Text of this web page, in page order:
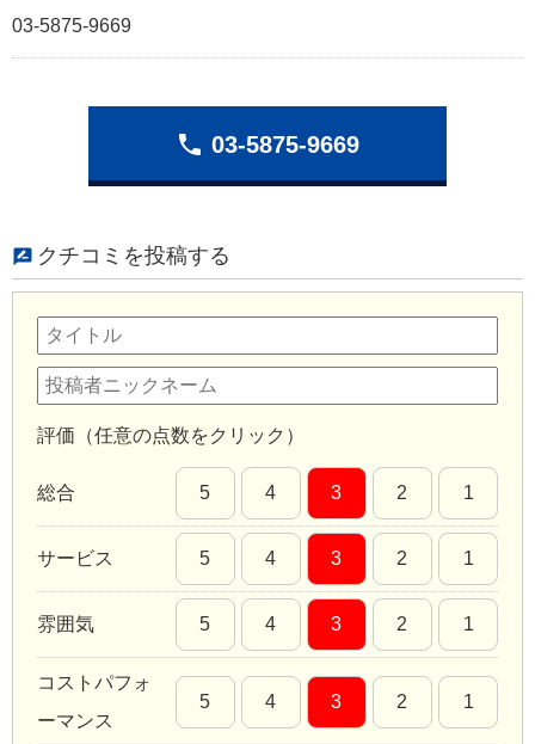
03-5875-9669
phone 03-5875-9669
クチコミを投稿する
評価（任意の点数をクリック）
総合 5 4 3 2 1
サービス 5 4 3 2 1
雰囲気 5 4 3 2 1
コストパフォ
ーマンス
5 4 3 2 1